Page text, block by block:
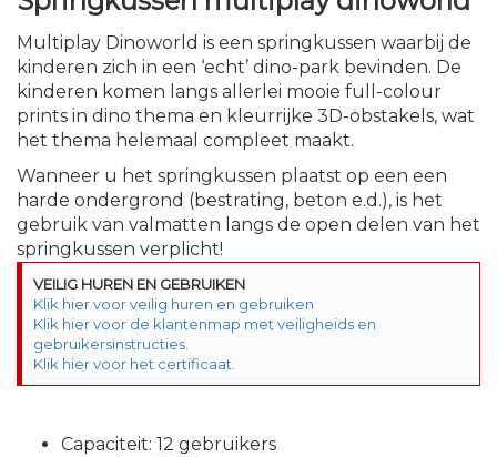
Multiplay Dinoworld is een springkussen waarbij de
kinderen zich in een ‘echt’ dino-park bevinden. De
kinderen komen langs allerlei mooie full-colour
prints in dino thema en kleurrijke 3D-obstakels, wat
het thema helemaal compleet maakt.
Wanneer u het springkussen plaatst op een een
harde ondergrond (bestrating, beton e.d.), is het
gebruik van valmatten langs de open delen van het
springkussen verplicht!
VEILIG HUREN EN GEBRUIKEN
Klik hier voor veilig huren en gebruiken
Klik hier voor de klantenmap met veiligheids en
gebruikersinstructies.
Klik hier voor het certificaat.
Capaciteit: 12 gebruikers